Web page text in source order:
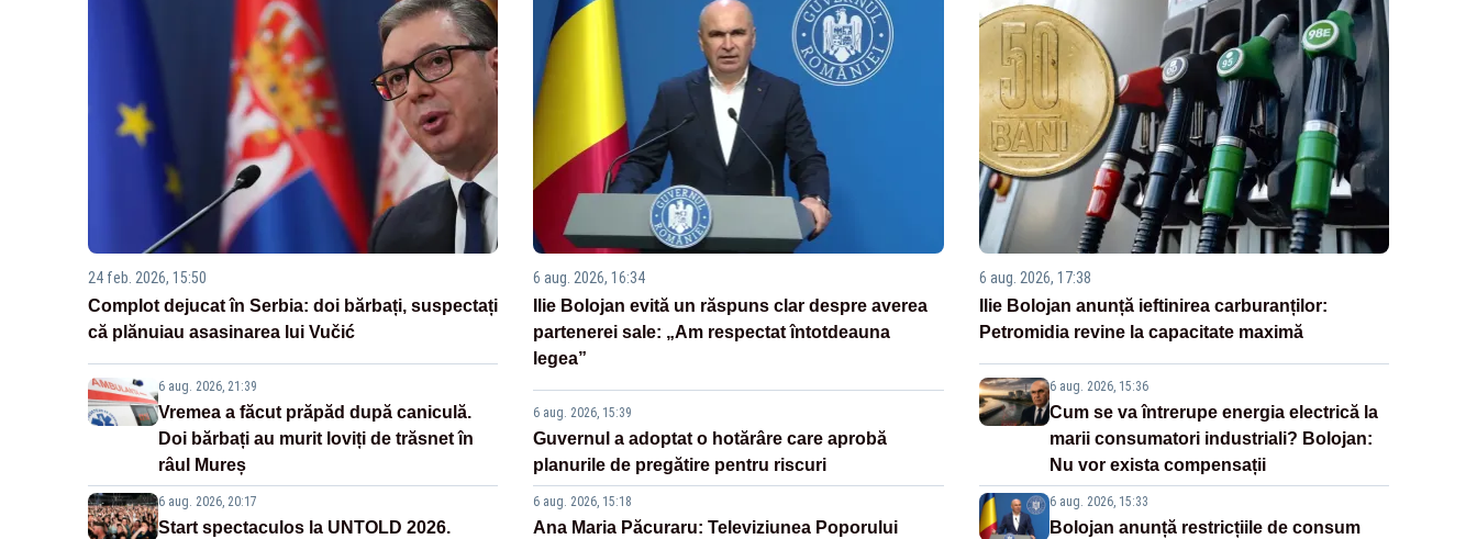
24 feb. 2026, 15:50
Complot dejucat în Serbia: doi bărbați, suspectați
că plănuiau asasinarea lui Vučić
6 aug. 2026, 21:39
Vremea a făcut prăpăd după caniculă.
Doi bărbați au murit loviți de trăsnet în
râul Mureș
6 aug. 2026, 20:17
Start spectaculos la UNTOLD 2026.
6 aug. 2026, 16:34
Ilie Bolojan evită un răspuns clar despre averea
partenerei sale: „Am respectat întotdeauna
legea”
6 aug. 2026, 15:39
Guvernul a adoptat o hotărâre care aprobă
planurile de pregătire pentru riscuri
6 aug. 2026, 15:18
Ana Maria Păcuraru: Televiziunea Poporului
6 aug. 2026, 17:38
Ilie Bolojan anunță ieftinirea carburanților:
Petromidia revine la capacitate maximă
6 aug. 2026, 15:36
Cum se va întrerupe energia electrică la
marii consumatori industriali? Bolojan:
Nu vor exista compensații
6 aug. 2026, 15:33
Bolojan anunță restricțiile de consum